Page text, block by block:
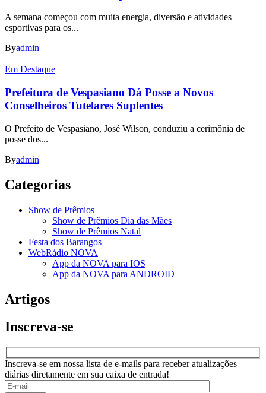
A semana começou com muita energia, diversão e atividades
esportivas para os...
Byadmin
Em Destaque
Prefeitura de Vespasiano Dá Posse a Novos
Conselheiros Tutelares Suplentes
O Prefeito de Vespasiano, José Wilson, conduziu a cerimônia de
posse dos...
Byadmin
Categorias
Show de Prêmios
Show de Prêmios Dia das Mães
Show de Prêmios Natal
Festa dos Barangos
WebRádio NOVA
App da NOVA para IOS
App da NOVA para ANDROID
Artigos
Inscreva-se
Inscreva-se em nossa lista de e-mails para receber atualizações
diárias diretamente em sua caixa de entrada!